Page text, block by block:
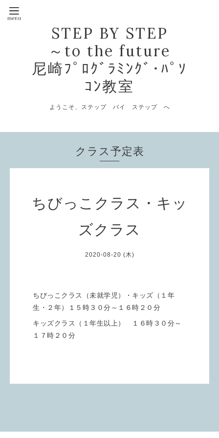
STEP BY STEP
～to the future
尼崎ﾌﾟﾛｸﾞﾗﾐﾝｸﾞ･ﾊﾟｿ
ｺﾝ教室
ようこそ、ステップ バイ ステップ へ
クラス予定表
ちびっこクラス・キッ
ズクラス
2020-08-20 (木)
ちびっこクラス（未就学児）・キッズ（１年
生・２年）１５時３０分～１６時２０分
キッズクラス（１年生以上） １６時３０分～
１７時２０分